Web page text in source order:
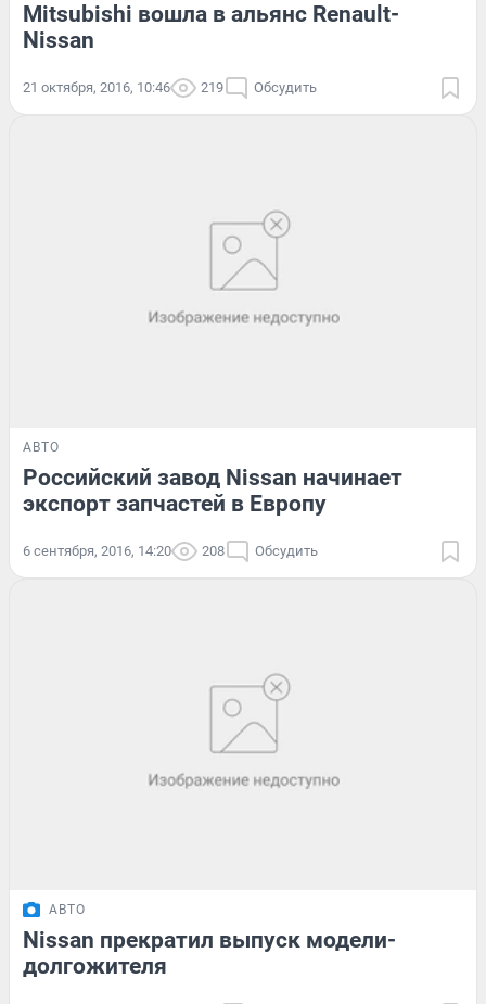
Mitsubishi вошла в альянс Renault-
Nissan
21 октября, 2016, 10:46 219 Обсудить
АВТО
Российский завод Nissan начинает
экспорт запчастей в Европу
6 сентября, 2016, 14:20 208 Обсудить
АВТО
Nissan прекратил выпуск модели-
долгожителя